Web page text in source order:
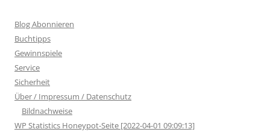
Blog Abonnieren
Buchtipps
Gewinnspiele
Service
Sicherheit
Über / Impressum / Datenschutz
Bildnachweise
WP Statistics Honeypot-Seite [2022-04-01 09:09:13]